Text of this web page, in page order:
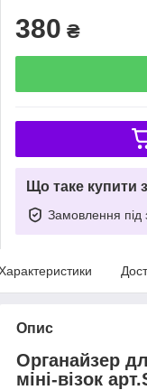
380 ₴
Що таке купити
Замовлення під
Опис
Органайзер
міні-візок